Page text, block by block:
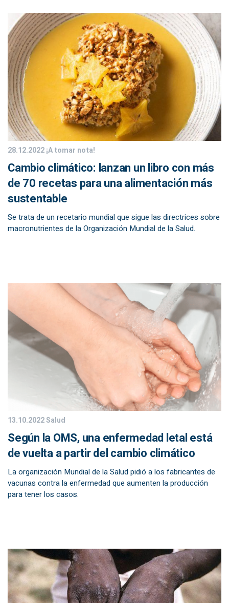
28.12.2022¡A tomar nota!
Cambio climático: lanzan un libro con más
de 70 recetas para una alimentación más
sustentable
Se trata de un recetario mundial que sigue las directrices sobre
macronutrientes de la Organización Mundial de la Salud.
13.10.2022Salud
Según la OMS, una enfermedad letal está
de vuelta a partir del cambio climático
La organización Mundial de la Salud pidió a los fabricantes de
vacunas contra la enfermedad que aumenten la producción
para tener los casos.